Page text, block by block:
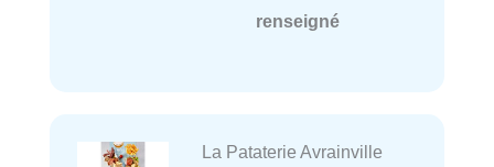
renseigné
La Pataterie Avrainville